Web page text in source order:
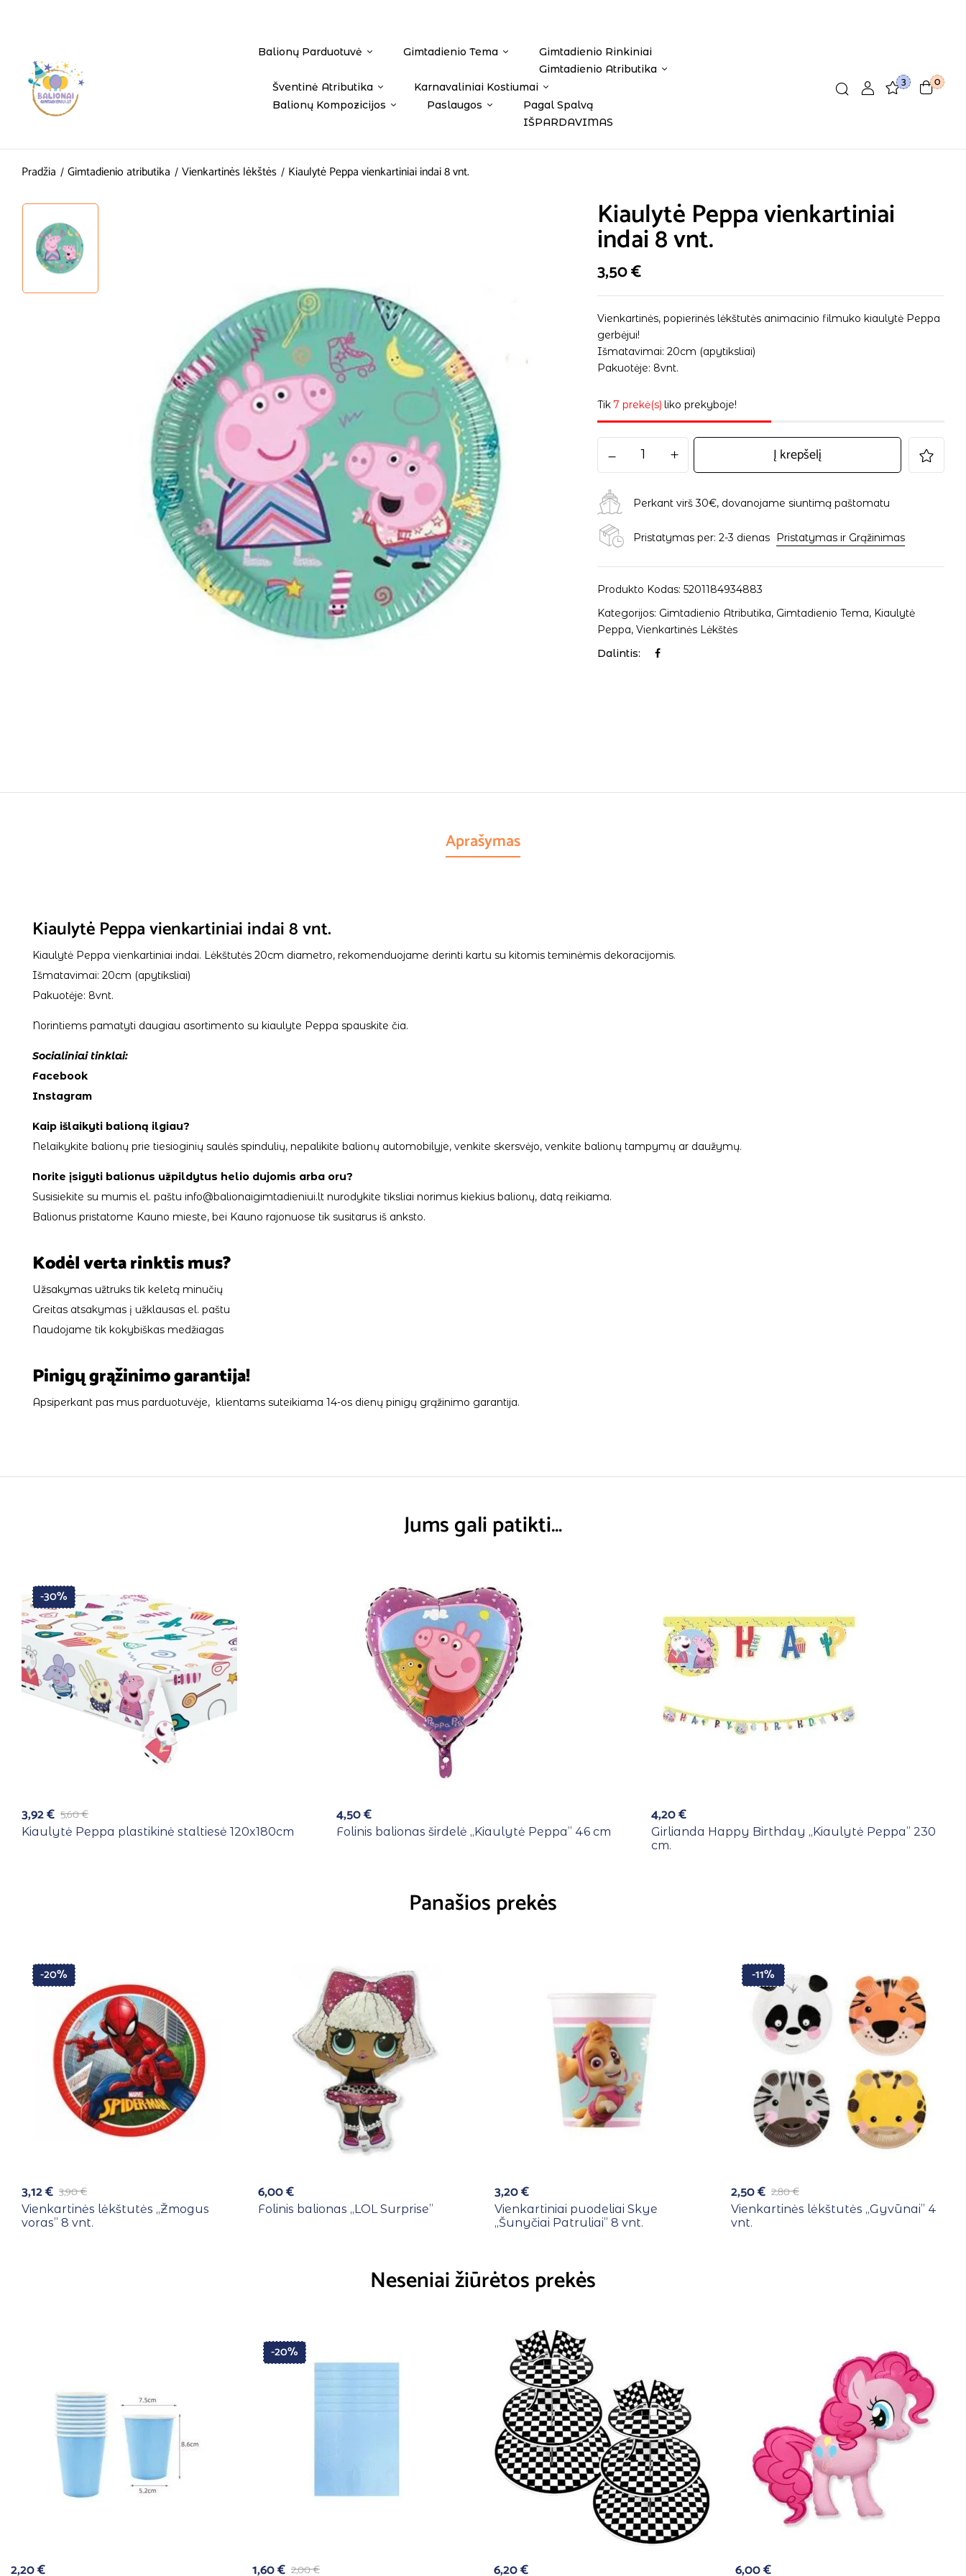
Balionų Parduotuvė Gimtadienio Tema
Gimtadienio Rinkiniai
Gimtadienio Atributika
Šventinė Atributika
Karnavaliniai Kostiumai
Balionų Kompozicijos
Paslaugos
Pagal Spalvą
IŠPARDAVIMAS
3 0
Pradžia Gimtadienio atributika Vienkartinės lėkštės Kiaulytė Peppa vienkartiniai indai 8 vnt.
Kiaulytė Peppa vienkartiniai
indai 8 vnt.
3,50€
Vienkartinės, popierinės lėkštutės animacinio filmuko kiaulytė Peppa
gerbėjui!
Išmatavimai: 20cm (apytiksliai)
Pakuotėje: 8vnt.
Tik7 prekė(s) liko prekyboje!
Į krepšelį
Perkant virš 30€, dovanojame siuntimą paštomatu
Pristatymas per: 2-3 dienas Pristatymas ir Grąžinimas
Produkto Kodas:5201184934883
Kategorijos: Gimtadienio Atributika, Gimtadienio Tema, Kiaulytė
Peppa,Vienkartinės Lėkštės
Dalintis:
Aprašymas
Kiaulytė Peppa vienkartiniai indai 8 vnt.
Kiaulytė Peppa vienkartiniai indai. Lėkštutės 20cm diametro, rekomenduojame derinti kartu su kitomis teminėmis dekoracijomis.
Išmatavimai: 20cm (apytiksliai)
Pakuotėje: 8vnt.
Norintiems pamatyti daugiau asortimento su kiaulyte Peppa spauskite čia.
Socialiniai tinklai:
Facebook
Instagram
Kaip išlaikyti balioną ilgiau?
Nelaikykite balionų prie tiesioginių saulės spindulių, nepalikite balionų automobilyje, venkite skersvėjo, venkite balionų tampymų ar daužymų.
Norite įsigyti balionus užpildytus helio dujomis arba oru?
Susisiekite su mumis el. paštu info@balionaigimtadieniui.lt nurodykite tiksliai norimus kiekius balionų, datą reikiama.
Balionus pristatome Kauno mieste, bei Kauno rajonuose tik susitarus iš anksto.
Kodėl verta rinktis mus?
Užsakymas užtruks tik keletą minučių
Greitas atsakymas į užklausas el. paštu
Naudojame tik kokybiškas medžiagas
Pinigų grąžinimo garantija!
Apsiperkant pas mus parduotuvėje, klientams suteikiama 14-os dienų pinigų grąžinimo garantija.
Jums gali patikti…
-30%
5,60€
3,92€
Kiaulytė Peppa plastikinė staltiesė 120x180cm
4,50€
Folinis balionas širdelė ,,Kiaulytė Peppa” 46 cm
4,20€
Girlianda Happy Birthday ,,Kiaulytė Peppa” 230
cm.
Panašios prekės
-20%
3,90€
3,12€
Vienkartinės lėkštutės ,,Žmogus
voras” 8 vnt.
6,00€
Folinis balionas ,,LOL Surprise”
3,20€
Vienkartiniai puodeliai Skye
,,Šunyčiai Patruliai” 8 vnt.
-11%
2,80€
2,50€
Vienkartinės lėkštutės ,,Gyvūnai” 4
vnt.
Neseniai žiūrėtos prekės
2,20€
-20%
2,00€
1,60€ 6,20€ 6,00€